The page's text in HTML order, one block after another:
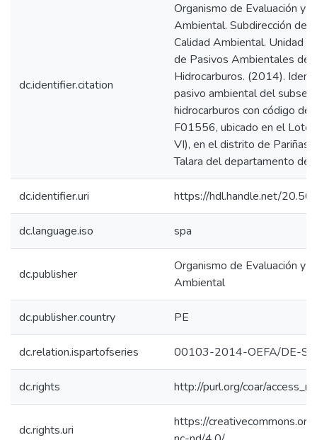
dc.identifier.citation
Organismo de Evaluación y
Ambiental. Subdirección de
Calidad Ambiental. Unidad
de Pasivos Ambientales del
Hidrocarburos. (2014).
pasivo ambiental del
hidrocarburos con código de
F01556, ubicado en el Lote
VI), en el distrito de Pariñas
Talara del departamento de
dc.identifier.uri https://hdl.handle.net/
dc.language.iso spa
dc.publisher
Organismo de Evaluación y
Ambiental
dc.publisher.country PE
dc.relation.ispartofseries 00103-2014-OEFA/DE-
dc.rights http://purl.org/coar/
dc.rights.uri
https://